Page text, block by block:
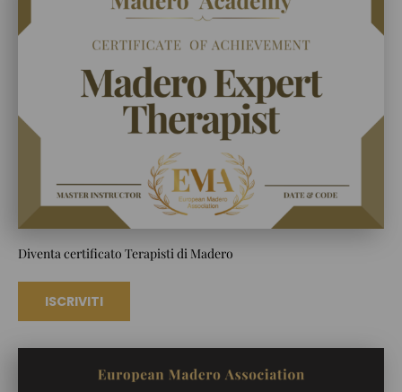
Diventa certificato Terapisti di Madero
ISCRIVITI